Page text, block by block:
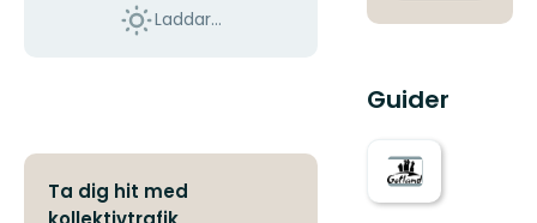
Laddar...
Ta dig hit med
Guider